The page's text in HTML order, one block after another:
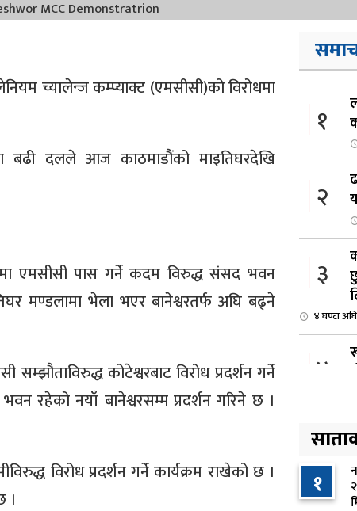
च्यालेन्ज कम्प्याक्ट (एमसीसी)को विरोधमा
बढी दलले आज काठमाडौंको माइतिघरदेखि
एमसीसी पास गर्ने कदम विरुद्ध संसद भवन
मण्डलामा भेला भएर बानेश्वरतर्फ अघि बढ्ने
कोटेश्वरबाट विरोध प्रदर्शन गर्ने
रहेको नयाँ बानेश्वरसम्म प्रदर्शन गरिने छ ।
विरोध प्रदर्शन गर्ने कार्यक्रम राखेको छ ।
।
१
२
३
४ घण्टा अघि
४
५
१